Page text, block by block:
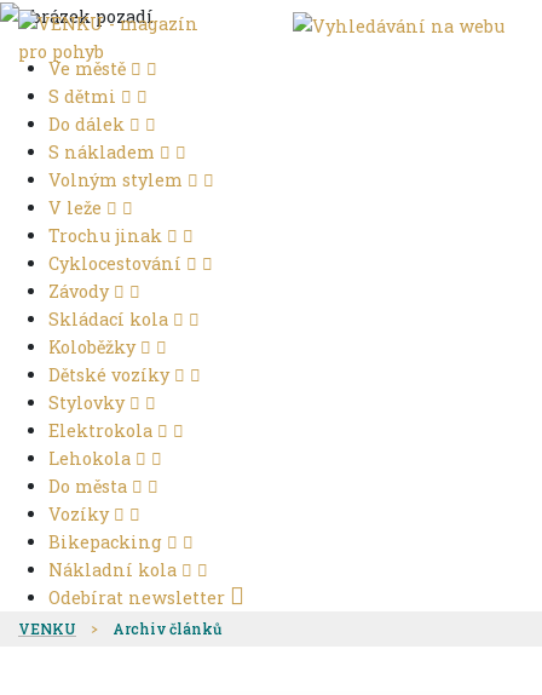
Ve městě
S dětmi
Do dálek
S nákladem
Volným stylem
V leže
Trochu jinak
Cyklocestování
Závody
Skládací kola
Koloběžky
Dětské vozíky
Stylovky
Elektrokola
Lehokola
Do města
Vozíky
Bikepacking
Nákladní kola
Odebírat newsletter
VENKU Archiv článků